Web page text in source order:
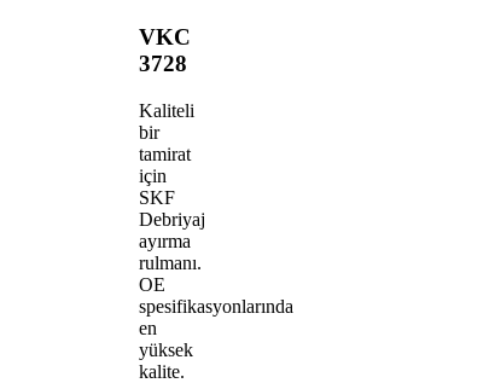
VKC
3728
Kaliteli
bir
tamirat
için
SKF
Debriyaj
ayırma
rulmanı.
OE
spesifikasyonlarında
en
yüksek
kalite.